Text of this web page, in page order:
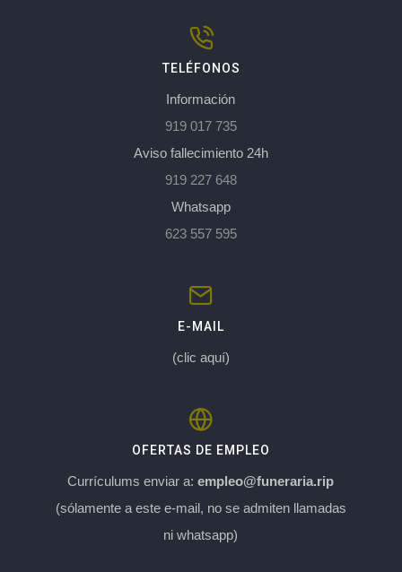
TELÉFONOS
Información
919 017 735
Aviso fallecimiento 24h
919 227 648
Whatsapp
623 557 595
E-MAIL
(clic aquí)
OFERTAS DE EMPLEO
Currículums enviar a:empleo@funeraria.rip
(sólamente a este e-mail, no se admiten llamadas
ni whatsapp)